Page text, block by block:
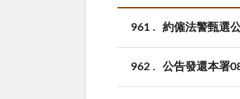
961 約僱法警甄選
962 公告發還本署